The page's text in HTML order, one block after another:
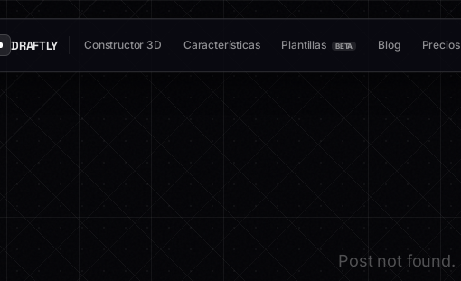
DRAFTLY Constructor 3D Características Plantillas BETA Blog Precios
Post not found.